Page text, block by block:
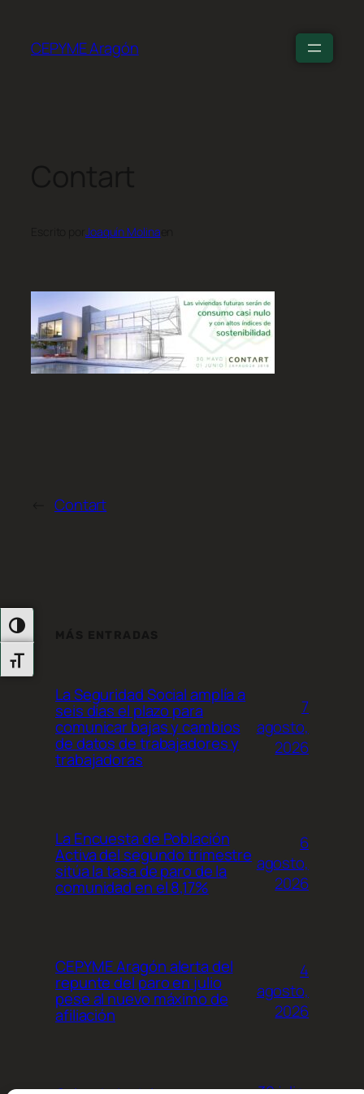
Alternar Alto Contraste
Alternar Tamaño De Letra
CEPYME Aragón
Joaquín Molina
Contart
La Seguridad Social amplía a
seis días el plazo para
comunicar bajas y cambios
de datos de trabajadores y
trabajadoras
7
agosto,
2026
La Encuesta de Población
Activa del segundo trimestre
sitúa la tasa de paro de la
comunidad en el 8,17%
6
agosto,
2026
CEPYME Aragón alerta del
repunte del paro en julio
pese al nuevo máximo de
afiliación
4
agosto,
2026